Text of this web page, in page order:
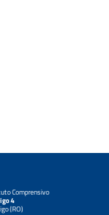
Comprensivo
4
(RO)